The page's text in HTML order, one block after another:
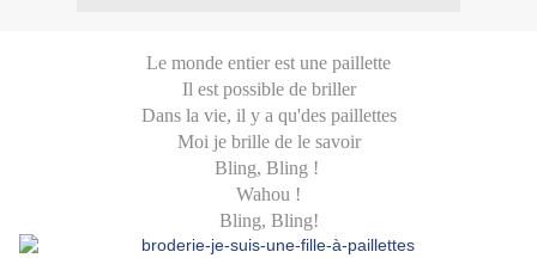
Le monde entier est une paillette
Il est possible de briller
Dans la vie, il y a qu'des paillettes
Moi je brille de le savoir
Bling, Bling !
Wahou !
Bling, Bling!